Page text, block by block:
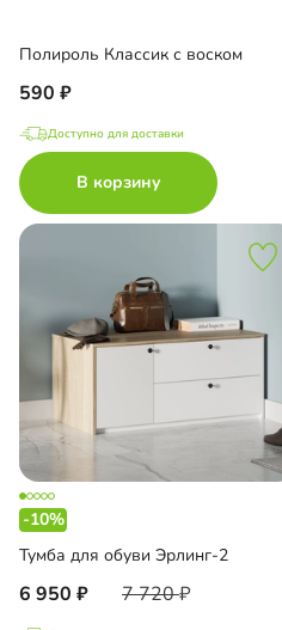
Полироль Классик с воском
590
Доступно для доставки
В корзину
-10%
Тумба для обуви Эрлинг-2
6 950 7 720